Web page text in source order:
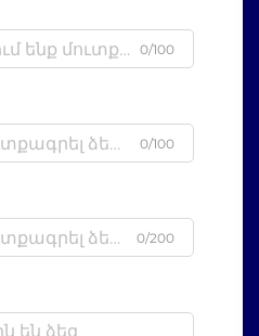
0/100
0/100
0/200